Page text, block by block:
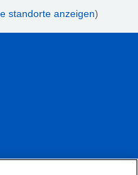
standorte anzeigen)